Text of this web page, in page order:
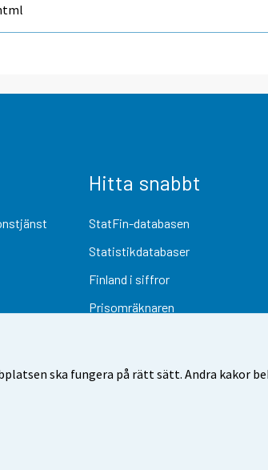
ska fungera på rätt sätt. Andra kakor
Hitta snabbt
StatFin-databasen
Statistikdatabaser
Finland i siffror
Prisomräknaren